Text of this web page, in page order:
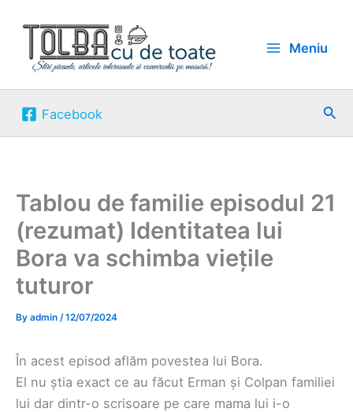
content
Meniu
Facebook
Tablou de familie episodul 21
(rezumat) Identitatea lui
Bora va schimba viețile
tuturor
By admin /12/07/2024
În acest episod aflăm povestea lui Bora.
El nu știa exact ce au făcut Erman și Colpan familiei
lui dar dintr-o scrisoare pe care mama lui i-o